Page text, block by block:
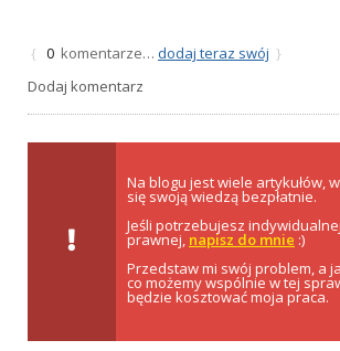
{ 0 komentarze… dodaj teraz swój }
Dodaj komentarz
Na blogu jest wiele artykułów,
się swoją wiedzą bezpłatnie.
Jeśli potrzebujesz
prawnej, napisz do mnie :)
Przedstaw mi swój problem, a
co możemy wspólnie w tej
będzie kosztować moja praca.